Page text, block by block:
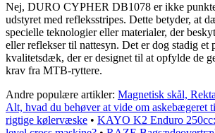
Nej, DURO CYPHER DB1078 er ikke
udstyret med refleksstripes. Dette betyder, at
specielle teknologier eller materialer, der
eller reflekser til nattesyn. Det er dog stadig et
kvalitetsdæk, der er designet til at opfylde de
krav fra MTB-ryttere.
Andre populære artikler: Magnetisk skål,
Alt, hvad du behøver at vide om askebægeret
rigtige kølervæske • KAYO K2 Enduro